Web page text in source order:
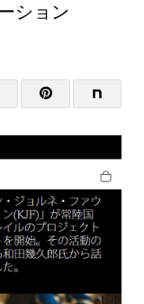
ション